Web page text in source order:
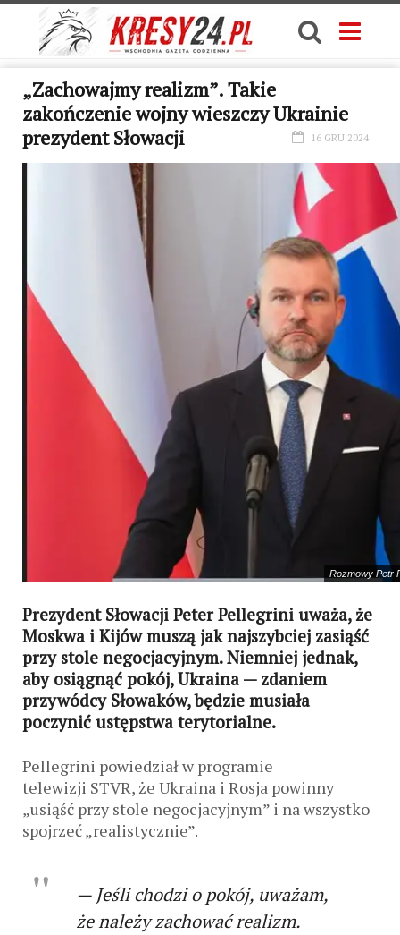
„Zachowajmy realizm”. Takie
zakończenie wojny wieszczy Ukrainie
prezydent Słowacji
16 GRU 2024
Rozmowy Petr
Prezydent Słowacji Peter Pellegrini uważa, że ​​
Moskwa i Kijów muszą jak najszybciej zasiąść
przy stole negocjacyjnym. Niemniej jednak,
aby osiągnąć pokój, Ukraina — zdaniem
przywódcy Słowaków, będzie musiała
poczynić ustępstwa terytorialne.
Pellegrini powiedział w programie
telewizji STVR, że Ukraina i Rosja powinny
„usiąść przy stole negocjacyjnym” i na wszystko
spojrzeć „realistycznie”.
— Jeśli chodzi o pokój, uważam,
że należy zachować realizm.